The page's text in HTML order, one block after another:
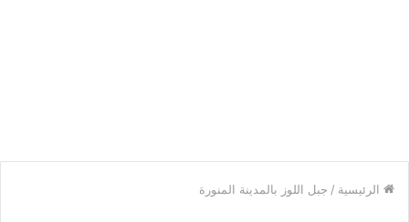
الرئيسية / جبل اللوز بالمدينة المنورة